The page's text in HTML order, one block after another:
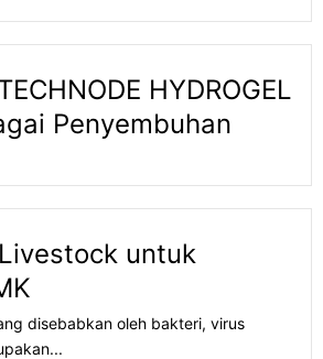
HYDROGEL
Penyembuhan
untuk
disebabkan oleh bakteri, virus